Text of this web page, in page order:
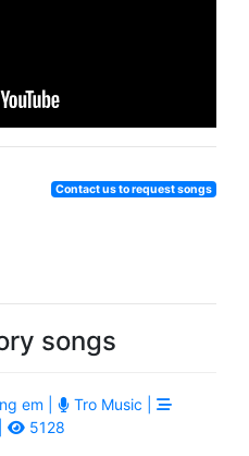
Contact us to request songs
songs
em |
Tro Music |
5128